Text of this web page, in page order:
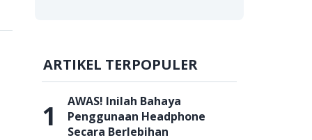
ARTIKEL TERPOPULER
1
AWAS! Inilah Bahaya
Penggunaan Headphone
Secara Berlebihan